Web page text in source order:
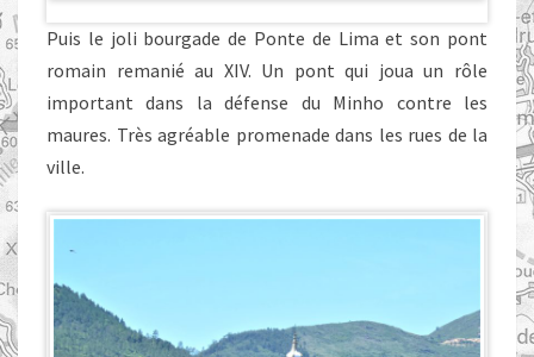
Puis le joli bourgade de Ponte de Lima et son pont
romain remanié au XIV. Un pont qui joua un rôle
important dans la défense du Minho contre les
maures. Très agréable promenade dans les rues de la
ville.